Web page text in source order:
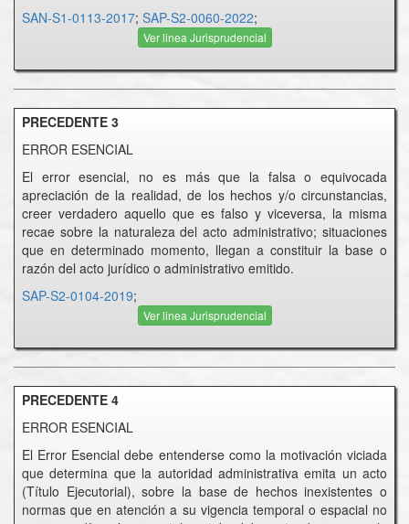
SAN-S1-0113-2017; SAP-S2-0060-2022;
Ver linea Jurisprudencial
PRECEDENTE 3
ERROR ESENCIAL
El error esencial, no es más que la falsa o equivocada
apreciación de la realidad, de los hechos y/o circunstancias,
creer verdadero aquello que es falso y viceversa, la misma
recae sobre la naturaleza del acto administrativo; situaciones
que en determinado momento, llegan a constituir la base o
razón del acto jurídico o administrativo emitido.
SAP-S2-0104-2019;
Ver linea Jurisprudencial
PRECEDENTE 4
ERROR ESENCIAL
El Error Esencial debe entenderse como la motivación viciada
que determina que la autoridad administrativa emita un acto
(Título Ejecutorial), sobre la base de hechos inexistentes o
normas que en atención a su vigencia temporal o espacial no